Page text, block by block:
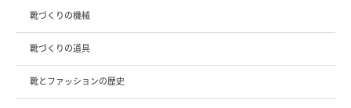
靴づくりの機械
靴づくりの道具
靴とファッションの歴史